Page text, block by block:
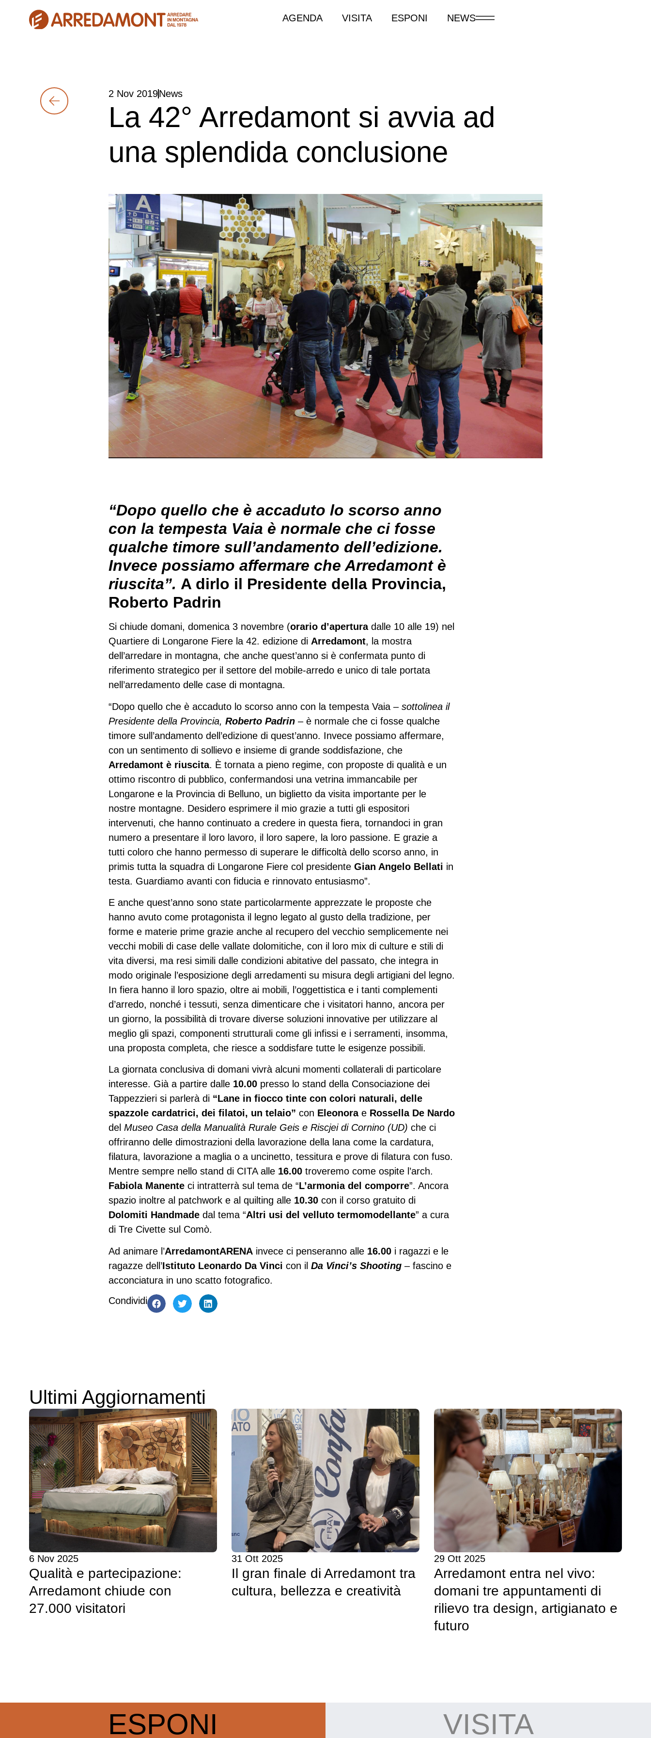
AGENDA VISITA ESPONI NEWS
2 Nov 2019News
La 42° Arredamont si avvia ad
una splendida conclusione
“Dopo quello che è accaduto lo scorso anno
con la tempesta Vaia è normale che ci fosse
qualche timore sull’andamento dell’edizione.
Invece possiamo affermare che Arredamont è
riuscita”. A dirlo il Presidente della Provincia,
Roberto Padrin
Si chiude domani, domenica 3 novembre (orario d’aperturadalle 10 alle 19) nel
Quartiere di Longarone Fiere la 42. edizione di Arredamont, la mostra
dell’arredare in montagna, che anche quest’anno si è confermata punto di
riferimento strategico per il settore del mobile-arredo e unico di tale portata
nell’arredamento delle case di montagna.
“Dopo quello che è accaduto lo scorso anno con la tempesta Vaia – sottolinea il
Presidente della Provincia, Roberto Padrin – è normale che ci fosse qualche
timore sull’andamento dell’edizione di quest’anno. Invece possiamo affermare,
con un sentimento di sollievo e insieme di grande soddisfazione, che
Arredamont è riuscita. È tornata a pieno regime, con proposte di qualità e un
ottimo riscontro di pubblico, confermandosi una vetrina immancabile per
Longarone e la Provincia di Belluno, un biglietto da visita importante per le
nostre montagne. Desidero esprimere il mio grazie a tutti gli espositori
intervenuti, che hanno continuato a credere in questa fiera, tornandoci in gran
numero a presentare il loro lavoro, il loro sapere, la loro passione. E grazie a
tutti coloro che hanno permesso di superare le difficoltà dello scorso anno, in
primis tutta la squadra di Longarone Fiere col presidente Gian Angelo Bellati in
testa. Guardiamo avanti con fiducia e rinnovato entusiasmo”.
E anche quest’anno sono state particolarmente apprezzate le proposte che
hanno avuto come protagonista il legno legato al gusto della tradizione, per
forme e materie prime grazie anche al recupero del vecchio semplicemente nei
vecchi mobili di case delle vallate dolomitiche, con il loro mix di culture e stili di
vita diversi, ma resi simili dalle condizioni abitative del passato, che integra in
modo originale l’esposizione degli arredamenti su misura degli artigiani del legno.
In fiera hanno il loro spazio, oltre ai mobili, l’oggettistica e i tanti complementi
d’arredo, nonché i tessuti, senza dimenticare che i visitatori hanno, ancora per
un giorno, la possibilità di trovare diverse soluzioni innovative per utilizzare al
meglio gli spazi, componenti strutturali come gli infissi e i serramenti, insomma,
una proposta completa, che riesce a soddisfare tutte le esigenze possibili.
La giornata conclusiva di domani vivrà alcuni momenti collaterali di particolare
interesse. Già a partire dalle 10.00 presso lo stand della Consociazione dei
Tappezzieri si parlerà di “Lane in fiocco tinte con colori naturali, delle
spazzole cardatrici, dei filatoi, un telaio” con Eleonorae Rossella De Nardo
del Museo Casa della Manualità Rurale Geis e Riscjei di Cornino (UD) che ci
offriranno delle dimostrazioni della lavorazione della lana come la cardatura,
filatura, lavorazione a maglia o a uncinetto, tessitura e prove di filatura con fuso.
Mentre sempre nello stand di CITA alle 16.00 troveremo come ospite l’arch.
Fabiola Manente ci intratterrà sul tema de “L’armonia del comporre”. Ancora
spazio inoltre al patchwork e al quilting alle 10.30 con il corso gratuito di
Dolomiti Handmade dal tema “Altri usi del velluto termomodellante” a cura
di Tre Civette sul Comò.
Ad animare l’ArredamontARENA invece ci penseranno alle 16.00 i ragazzi e le
ragazze dell’Istituto Leonardo Da Vinci con il Da Vinci’s Shooting – fascino e
acconciatura in uno scatto fotografico.
Condividi
Ultimi Aggiornamenti
6 Nov 2025
Qualità e partecipazione:
Arredamont chiude con
27.000 visitatori
31 Ott 2025
Il gran finale di Arredamont tra
cultura, bellezza e creatività
29 Ott 2025
Arredamont entra nel vivo:
domani tre appuntamenti di
rilievo tra design, artigianato e
futuro
ESPONI VISITA